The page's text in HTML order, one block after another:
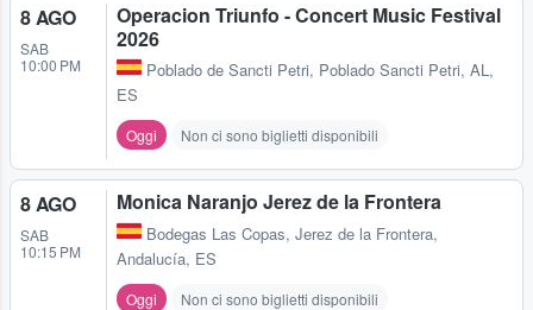
8 AGO
SAB
10:00 PM
Operacion Triunfo - Concert Music Festival
2026
Poblado de Sancti Petri, Poblado Sancti Petri, AL,
ES
Oggi Non ci sono biglietti disponibili
8 AGO
SAB
10:15 PM
Monica Naranjo Jerez de la Frontera
Bodegas Las Copas, Jerez de la Frontera,
Andalucía, ES
Oggi Non ci sono biglietti disponibili